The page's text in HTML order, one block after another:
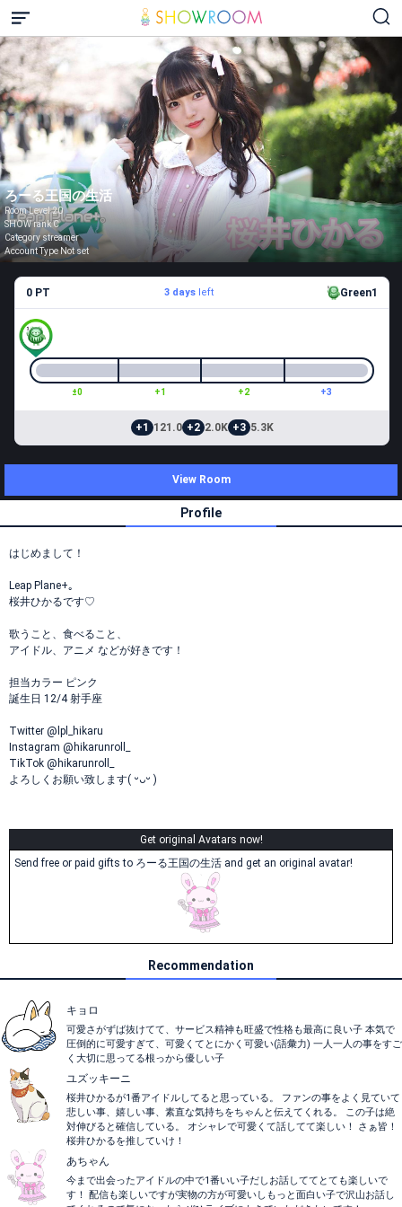
ろーる王国の生活
Room Level 20
SHOW rank C
Category streamer
Account Type Not set
0 PT 3 daysleft Green1
±0 +1 +2 +3
+1 121.0 +2 2.0K +3 5.3K
View Room
Profile
はじめまして！
Leap Plane+｡
桜井ひかるです♡
歌うこと、食べること、
アイドル、アニメ などが好きです！
担当カラー ピンク
誕生日 12/4 射手座
Twitter @lpl_hikaru
Instagram @hikarunroll_
TikTok @hikarunroll_
よろしくお願い致します( ᵕᴗᵕ )
Get original Avatars now!
Send free or paid gifts to ろーる王国の生活 and get an original avatar!
Recommendation
キョロ
可愛さがずば抜けてて、サービス精神も旺盛で性格も最高に良い子 本気で
圧倒的に可愛すぎて、可愛くてとにかく可愛い(語彙力) 一人一人の事をすご
く大切に思ってる根っから優しい子
ユズッキーニ
桜井ひかるが1番アイドルしてると思っている。 ファンの事をよく見ていて
悲しい事、嬉しい事、素直な気持ちをちゃんと伝えてくれる。 この子は絶
対伸びると確信している。 オシャレで可愛くて話してて楽しい！ さぁ皆！
桜井ひかるを推していけ！
あちゃん
今まで出会ったアイドルの中で1番いい子だしお話しててとても楽しいで
す！ 配信も楽しいですが実物の方が可愛いしもっと面白い子で沢山お話し